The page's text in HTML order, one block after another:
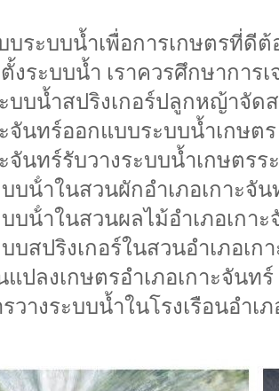
บระบบน้ำเพื่อการเกษตรที่ดี
งระบบน้ำ เราควรศึกษากา
บบน้ำสปริงเกอร์ปลูกหญ้าจัด
ะจันทร์ออกแบบระบบน้ำเกษตร
จันทร์รับวางระบบน้ำเกษตร
บน้ําในสวนผักอำเภอเกาะจัน
บน้ําในสวนผลไม้อำเภอเกา
บสปริงเกอร์ในสวนอำเภอเก
ปลงเกษตรอำเภอเกาะจันทร์
างระบบน้ำในโรงเรือนอำเ